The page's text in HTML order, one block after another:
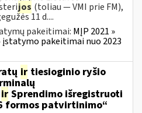
jos (toliau — VMI prie FM),
11 d....
pakeitimai: MĮP 2021 »
pakeitimai nuo 2023
ir tiesioginio ryšio
ir Sprendimo išregistruoti
formos patvirtinimo“